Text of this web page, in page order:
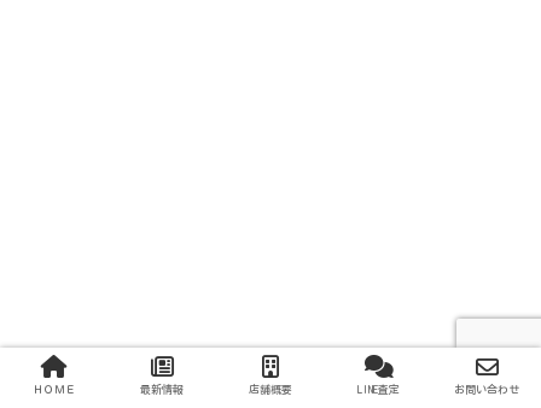
ＨＯＭＥ 最新情報 店舗概要 LINE査定 お問い合わせ